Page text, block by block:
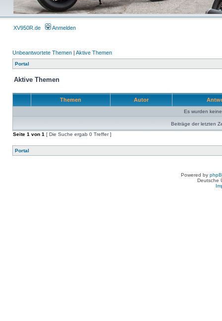
XV950R.de Anmelden
Unbeantwortete Themen | Aktive Themen
Portal
Aktive Themen
Themen Autor
Es wurden
Beiträge der letzten
Seite 1 von 1 [ Die Suche ergab 0 Treffer ]
Portal
Powered by
Deutsche